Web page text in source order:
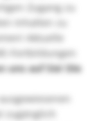
Zugang zu
Inhalten zu
Aktuelle
Fortbildungen
uns auf Sie! Die